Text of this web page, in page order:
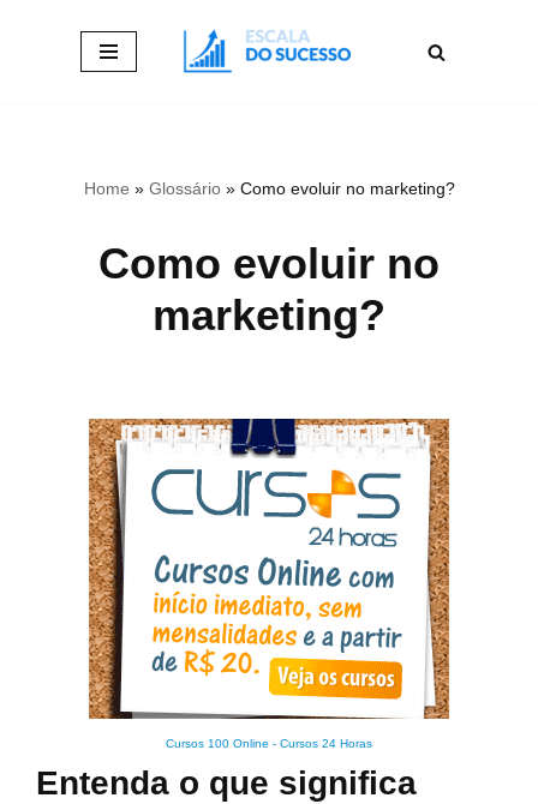
Home » Glossário» Como evoluir no marketing?
Como evoluir no
marketing?
Cursos 100 Online - Cursos 24 Horas
Entenda o que significa